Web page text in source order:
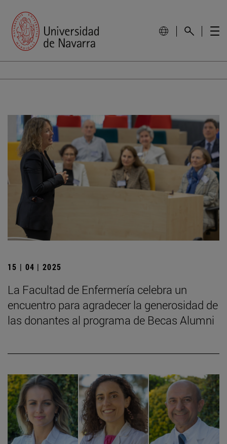
15 | 04 | 2025
La Facultad de Enfermería celebra un
encuentro para agradecer la generosidad de
las donantes al programa de Becas Alumni